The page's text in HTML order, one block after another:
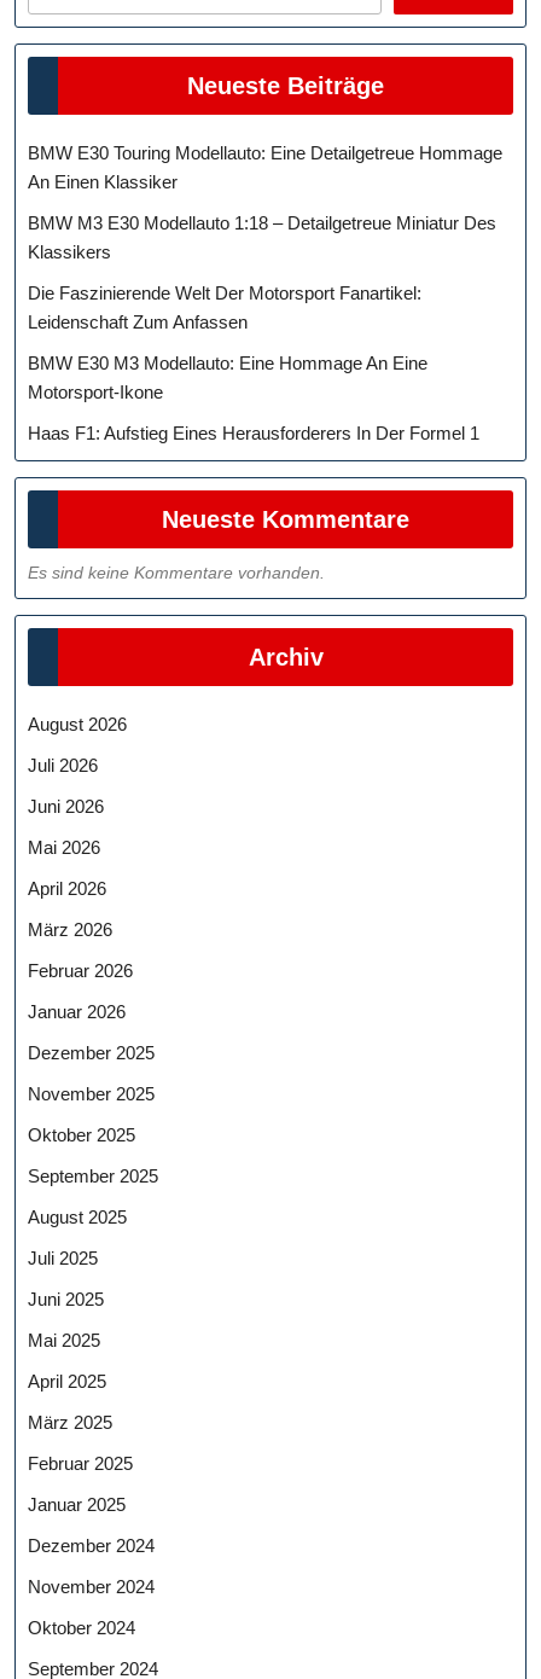
Neueste Beiträge
BMW E30 Touring Modellauto: Eine Detailgetreue Hommage
An Einen Klassiker
BMW M3 E30 Modellauto 1:18 – Detailgetreue Miniatur Des
Klassikers
Die Faszinierende Welt Der Motorsport Fanartikel:
Leidenschaft Zum Anfassen
BMW E30 M3 Modellauto: Eine Hommage An Eine
Motorsport-Ikone
Haas F1: Aufstieg Eines Herausforderers In Der Formel 1
Neueste Kommentare
Es sind keine Kommentare vorhanden.
Archiv
August 2026
Juli 2026
Juni 2026
Mai 2026
April 2026
März 2026
Februar 2026
Januar 2026
Dezember 2025
November 2025
Oktober 2025
September 2025
August 2025
Juli 2025
Juni 2025
Mai 2025
April 2025
März 2025
Februar 2025
Januar 2025
Dezember 2024
November 2024
Oktober 2024
September 2024